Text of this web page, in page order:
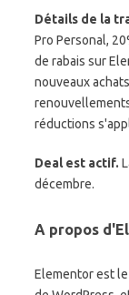
Détails de la
Pro Personal,
de rabais sur
nouveaux
réductions
Deal est actif.
décembre.
A propos
Elementor est